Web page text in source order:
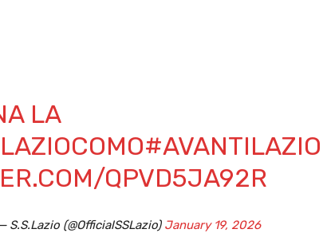
LA
#AVANTILAZIO
QPVD5JA92R
— S.S.Lazio (@OfficialSSLazio) January 19, 2026